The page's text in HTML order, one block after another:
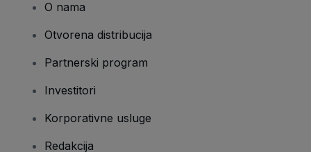
O nama
Otvorena distribucija
Partnerski program
Investitori
Korporativne usluge
Redakcija